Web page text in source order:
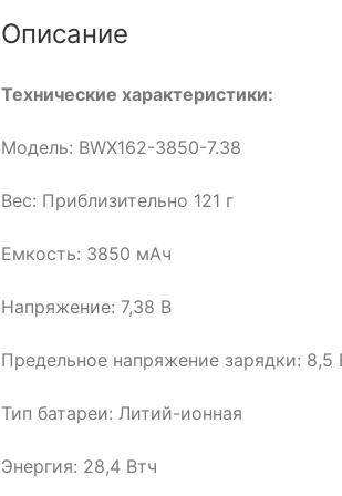
Описание
Технические характеристики:
Модель: BWX162-3850-7.38
Вес: Приблизительно 121 г
Емкость: 3850 мАч
Напряжение: 7,38 В
Предельное напряжение зарядки: 8,5
Тип батареи: Литий-ионная
Энергия: 28,4 Втч